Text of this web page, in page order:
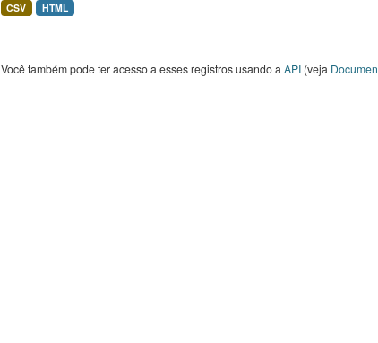
CSV HTML
Você também pode ter acesso a esses registros usando a API(veja